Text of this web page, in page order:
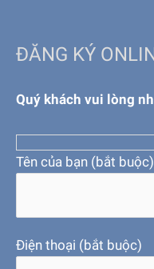
ĐĂNG KÝ
Quý khách vui lòng
Tên của bạn (bắt buộc)
Điện thoại (bắt buộc)